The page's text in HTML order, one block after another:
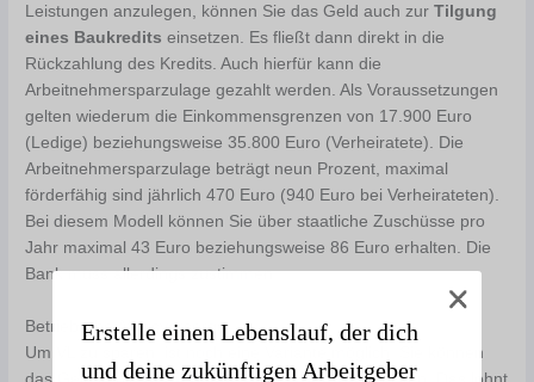
Leistungen anzulegen, können Sie das Geld auch zurTilgung
eines Baukredits einsetzen. Es fließt dann direkt in die
Rückzahlung des Kredits. Auch hierfür kann die
Arbeitnehmersparzulage gezahlt werden. Als Voraussetzungen
gelten wiederum die Einkommensgrenzen von 17.900 Euro
(Ledige) beziehungsweise 35.800 Euro (Verheiratete). Die
Arbeitnehmersparzulage beträgt neun Prozent, maximal
förderfähig sind jährlich 470 Euro (940 Euro bei Verheirateten).
Bei diesem Modell können Sie über staatliche Zuschüsse pro
Jahr maximal 43 Euro beziehungsweise 86 Euro erhalten. Die
Bank muss allerdings zustimmen.
Betriebliche Altersvorsorge
Um VL zu sparen, ist noch eine Variante möglich: Sie können
Erstelle einen Lebenslauf, der dich
und deine zukünftigen Arbeitgeber